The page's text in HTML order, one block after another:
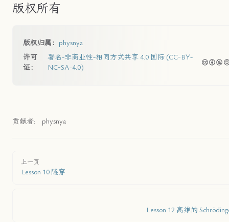
版权所有
版权归属： physnya
许可
证：
署名-非商业性-相同方式共享 4.0 国际 (CC-BY-
NC-SA-4.0)
贡献者: physnya
上一页
Lesson 10 隧穿
Lesson 12 高维的